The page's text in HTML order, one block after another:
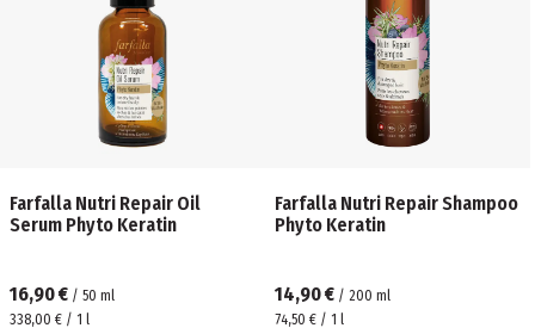
Farfalla Nutri Repair Oil
Serum Phyto Keratin
16,90 € / 50 ml
338,00 € / 1 l
Farfalla Nutri Repair Shampoo
Phyto Keratin
14,90 € / 200 ml
74,50 € / 1 l